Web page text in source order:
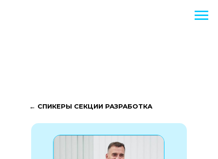
← СПИКЕРЫ СЕКЦИИ РАЗРАБОТКА